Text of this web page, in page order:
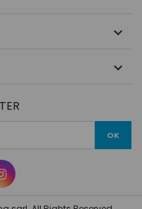

